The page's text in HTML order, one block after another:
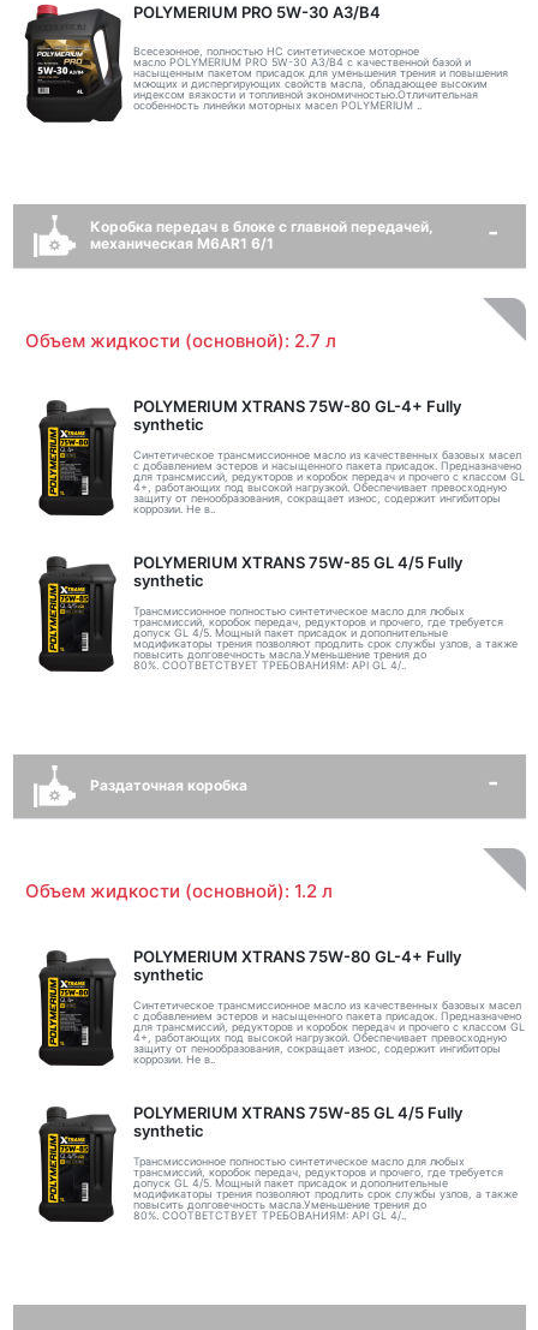
POLYMERIUM PRO 5W-30 A3/B4
Всесезонное, полностью HC синтетическое моторное
масло POLYMERIUM PRO 5W-30 A3/B4 с качественной базой и
насыщенным пакетом присадок для уменьшения трения и повышения
моющих и диспергирующих свойств масла, обладающее высоким
индексом вязкости и топливной экономичностью.Отличительная
особенность линейки моторных масел POLYMERIUM ..
Коробка передач в блоке с главной передачей,
механическая M6AR1 6/1
Объем жидкости (основной): 2.7 л
POLYMERIUM XTRANS 75W-80 GL-4+ Fully
synthetic
Синтетическое трансмиссионное масло из качественных базовых масел
с добавлением эстеров и насыщенного пакета присадок. Предназначено
для трансмиссий, редукторов и коробок передач и прочего с классом GL
4+, работающих под высокой нагрузкой. Обеспечивает превосходную
защиту от пенообразования, сокращает износ, содержит ингибиторы
коррозии. Не в..
POLYMERIUM XTRANS 75W-85 GL 4/5 Fully
synthetic
Трансмиссионное полностью синтетическое масло для любых
трансмиссий, коробок передач, редукторов и прочего, где требуется
допуск GL 4/5. Мощный пакет присадок и дополнительные
модификаторы трения позволяют продлить срок службы узлов, а также
повысить долговечность масла.Уменьшение трения до
80%. СООТВЕТСТВУЕТ ТРЕБОВАНИЯМ: API GL 4/..
Раздаточная коробка
Объем жидкости (основной): 1.2 л
POLYMERIUM XTRANS 75W-80 GL-4+ Fully
synthetic
Синтетическое трансмиссионное масло из качественных базовых масел
с добавлением эстеров и насыщенного пакета присадок. Предназначено
для трансмиссий, редукторов и коробок передач и прочего с классом GL
4+, работающих под высокой нагрузкой. Обеспечивает превосходную
защиту от пенообразования, сокращает износ, содержит ингибиторы
коррозии. Не в..
POLYMERIUM XTRANS 75W-85 GL 4/5 Fully
synthetic
Трансмиссионное полностью синтетическое масло для любых
трансмиссий, коробок передач, редукторов и прочего, где требуется
допуск GL 4/5. Мощный пакет присадок и дополнительные
модификаторы трения позволяют продлить срок службы узлов, а также
повысить долговечность масла.Уменьшение трения до
80%. СООТВЕТСТВУЕТ ТРЕБОВАНИЯМ: API GL 4/..